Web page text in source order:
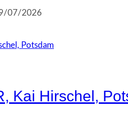
07/2026
Kai Hirschel,